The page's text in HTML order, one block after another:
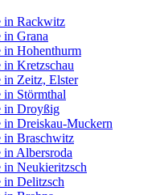
in Rackwitz
in Grana
in Hohenthurm
in Kretzschau
in Zeitz, Elster
in Störmthal
in Droyßig
in Dreiskau-Muckern
in Braschwitz
in Albersroda
in Neukieritzsch
in Delitzsch